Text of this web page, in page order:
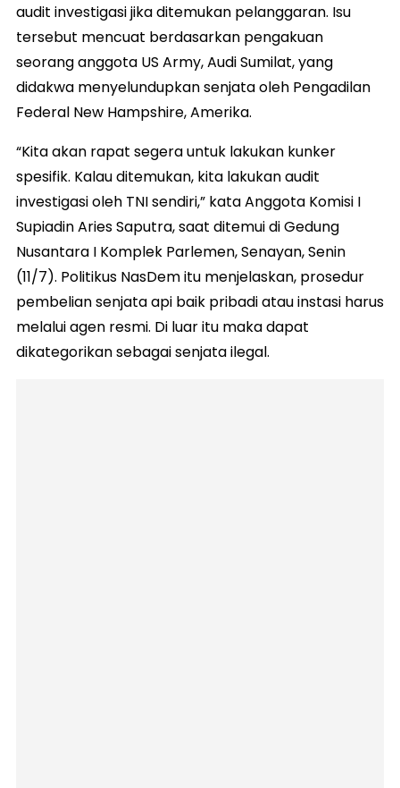
audit investigasi jika ditemukan pelanggaran. Isu
tersebut mencuat berdasarkan pengakuan
seorang anggota US Army, Audi Sumilat, yang
didakwa menyelundupkan senjata oleh Pengadilan
Federal New Hampshire, Amerika.
“Kita akan rapat segera untuk lakukan kunker
spesifik. Kalau ditemukan, kita lakukan audit
investigasi oleh TNI sendiri,” kata Anggota Komisi I
Supiadin Aries Saputra, saat ditemui di Gedung
Nusantara I Komplek Parlemen, Senayan, Senin
(11/7). Politikus NasDem itu menjelaskan, prosedur
pembelian senjata api baik pribadi atau instasi harus
melalui agen resmi. Di luar itu maka dapat
dikategorikan sebagai senjata ilegal.